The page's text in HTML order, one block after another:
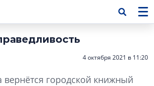
4 октября 2021 в 11:20
городской книжный